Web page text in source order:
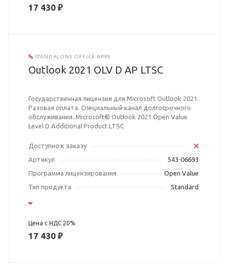
17 430 ₽
STANDALONE OFFICE APPS
Outlook 2021 OLV D AP LTSC
Государственная лицензия для Microsoft Outlook 2021.
Разовая оплата. Специальный канал долгосрочного
обслуживания. Microsoft® Outlook 2021 Open Value
Level D Additional Product LTSC
Доступно к заказу
Артикул
543-06693
Программа лицензирования
Open Value
Тип продукта
Standard
Цена с НДС 20%
17 430 ₽